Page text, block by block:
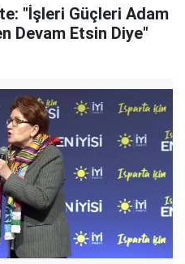
"İşleri Güçleri Adam
Devam Etsin Diye"